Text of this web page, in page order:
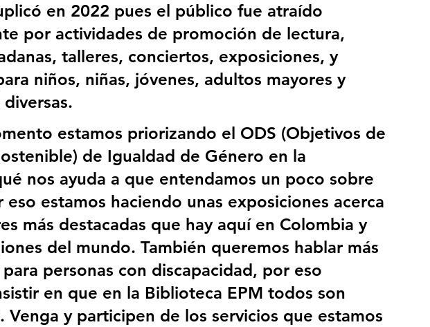
en 2022 pues el público fue atraído
por actividades de promoción de lectura,
talleres, conciertos, exposiciones, y
niños, niñas, jóvenes, adultos mayores y
estamos priorizando el ODS (Objetivos de
de Igualdad de Género en la
nos ayuda a que entendamos un poco sobre
eso estamos haciendo unas exposiciones acerca
más destacadas que hay aquí en Colombia y
del mundo. También queremos hablar más
personas con discapacidad, por eso
en que en la Biblioteca EPM todos son
Venga y participen de los servicios que estamos